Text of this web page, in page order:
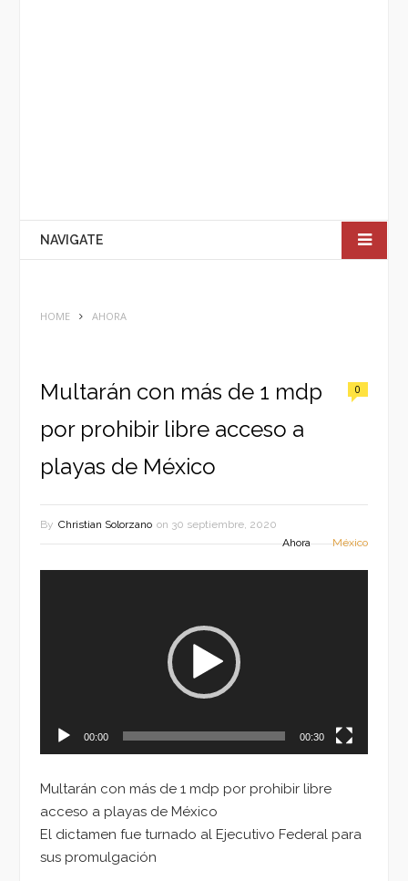
NAVIGATE
HOME AHORA
Multarán con más de 1 mdp
por prohibir libre acceso a
playas de México
0
By Christian Solorzano on 30 septiembre, 2020
Ahora
México
00:00 00:30
Multarán con más de 1 mdp por prohibir libre
acceso a playas de México
El dictamen fue turnado al Ejecutivo Federal para
sus promulgación